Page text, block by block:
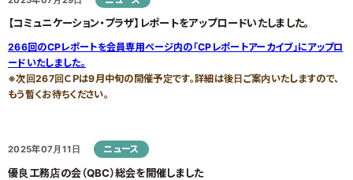
お住まいFAQ
【コミュニケーション・プラザ】レポートをアップロードいたしました。
266回のCPレポートを会員専用ページ内の「CPレポートアーカイブ」にアップロ
ードいたしました。
※次回267回ＣＰは9月中旬の開催予定です。詳細は後日ご案内いたしますので、
もう暫くお待ちください。
2025年07月11日 ニュース
優良工務店の会（QBC）総会を開催しました